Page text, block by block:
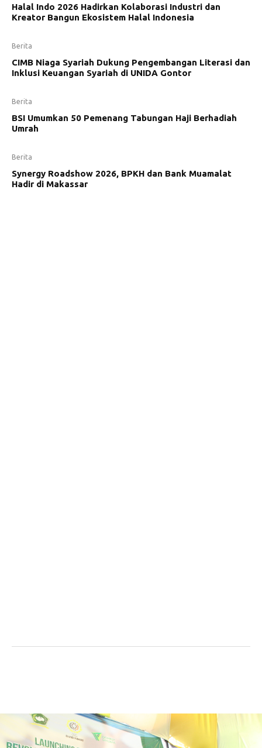
Halal Indo 2026 Hadirkan Kolaborasi Industri dan
Kreator Bangun Ekosistem Halal Indonesia
Berita
CIMB Niaga Syariah Dukung Pengembangan Literasi dan
Inklusi Keuangan Syariah di UNIDA Gontor
Berita
BSI Umumkan 50 Pemenang Tabungan Haji Berhadiah
Umrah
Berita
Synergy Roadshow 2026, BPKH dan Bank Muamalat
Hadir di Makassar